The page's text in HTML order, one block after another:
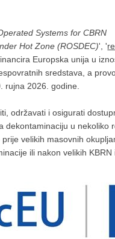
Systems for CBRN
Hot Zone (ROSDEC)', '
Europska unija u
sredstava, a
rujna 2026. godine.
održavati i osigurati
dekontaminaciju u nekoliko
velikih masovnih
ili nakon velikih KBRN